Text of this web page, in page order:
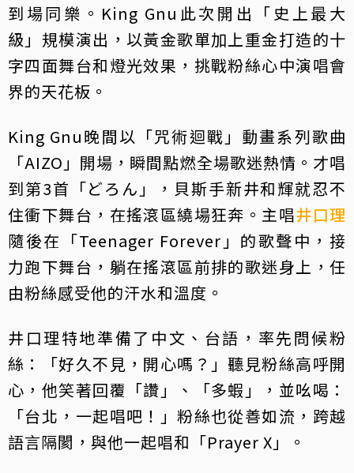
到場同樂。King Gnu此次開出「史上最大
級」規模演出，以黃金歌單加上重金打造的十
字四面舞台和燈光效果，挑戰粉絲心中演唱會
界的天花板。
King Gnu晚間以「咒術迴戰」動畫系列歌曲
「AIZO」開場，瞬間點燃全場歌迷熱情。才唱
到第3首「どろん」，貝斯手新井和輝就忍不
住衝下舞台，在搖滾區繞場狂奔。主唱井口理
隨後在「Teenager Forever」的歌聲中，接
力跑下舞台，躺在搖滾區前排的歌迷身上，任
由粉絲感受他的汗水和溫度。
井口理特地準備了中文、台語，率先問候粉
絲：「好久不見，開心嗎？」聽見粉絲高呼開
心，他笑著回覆「讚」、「多蝦」，並吆喝：
「台北，一起唱吧！」粉絲也從善如流，跨越
語言隔閡，與他一起唱和「Prayer X」。